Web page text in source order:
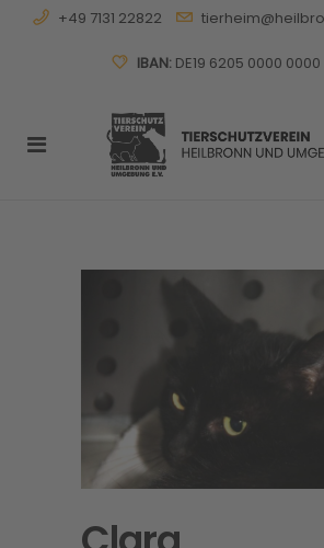
+49 7131 22822
IBAN:DE19 6205 0000